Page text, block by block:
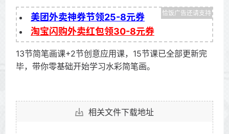
美团外卖神券节领25-8元券
淘宝闪购外卖红包领30-8元券
13节简笔画课+2节创意应用课，15节课已全部更新完
毕，带你零基础开始学习水彩简笔画。
相关文件下载地址